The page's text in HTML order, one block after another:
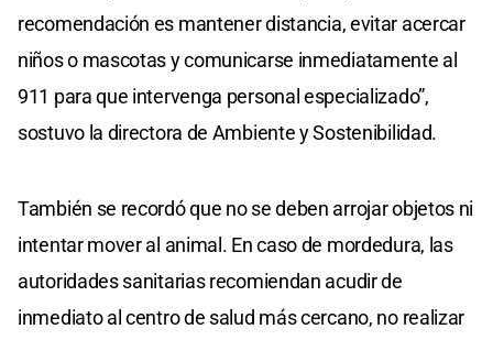
recomendación es mantener distancia, evitar acercar
niños o mascotas y comunicarse inmediatamente al
911 para que intervenga personal especializado”,
sostuvo la directora de Ambiente y Sostenibilidad.
También se recordó que no se deben arrojar objetos ni
intentar mover al animal. En caso de mordedura, las
autoridades sanitarias recomiendan acudir de
inmediato al centro de salud más cercano, no realizar